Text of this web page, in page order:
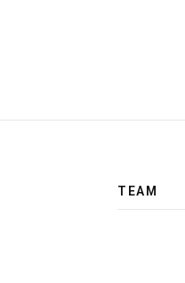
TEAM